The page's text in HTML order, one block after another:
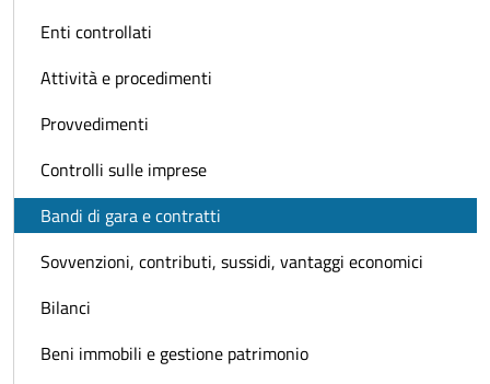
Enti controllati
Attività e procedimenti
Provvedimenti
Controlli sulle imprese
Bandi di gara e contratti
Sovvenzioni, contributi, sussidi, vantaggi economici
Bilanci
Beni immobili e gestione patrimonio